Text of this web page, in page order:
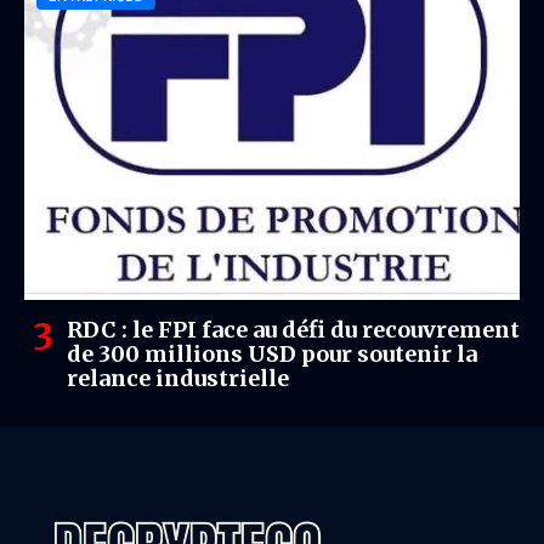
RDC : le FPI face au défi du recouvrement
de 300 millions USD pour soutenir la
relance industrielle